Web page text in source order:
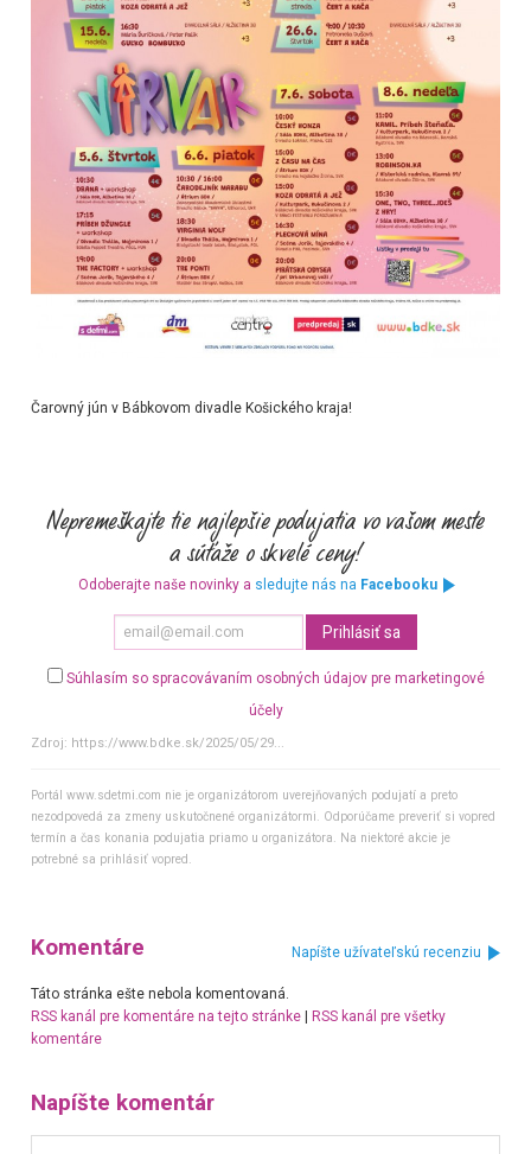
Čarovný jún v Bábkovom divadle Košického kraja!
Odoberajte naše novinky a sledujte nás na Facebooku
Súhlasím so spracovávaním osobných údajov pre marketingové
účely
Zdroj: https://www.bdke.sk/2025/05/29...
Portál www.sdetmi.com nie je organizátorom uverejňovaných podujatí a preto
nezodpovedá za zmeny uskutočnené organizátormi. Odporúčame preveriť si vopred
termín a čas konania podujatia priamo u organizátora. Na niektoré akcie je
potrebné sa prihlásiť vopred.
Komentáre Napíšte užívateľskú recenziu
Táto stránka ešte nebola komentovaná.
RSS kanál pre komentáre na tejto stránke| RSS kanál pre všetky
komentáre
Napíšte komentár